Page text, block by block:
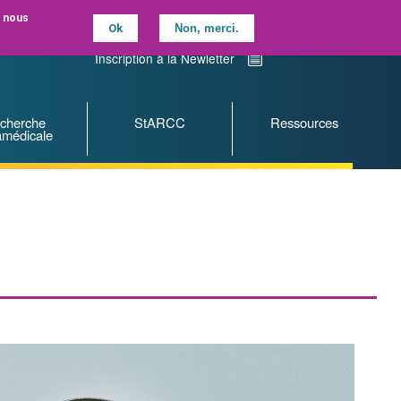
Ok Non, merci.
Contactez-nous
Nous suivre sur LinkedIN
Inscription à la Newletter
StARCC Ressources